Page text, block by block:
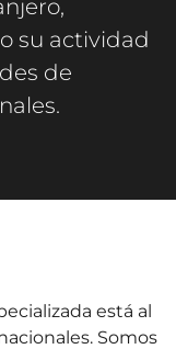
su actividad
de
está al
Somos